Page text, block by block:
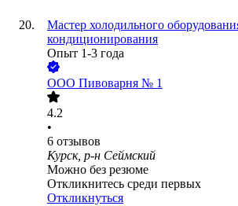
Мастер холодильного
кондиционирования
Опыт 1-3 года
ООО Пивоварня № 1
4.2
•
6 отзывов
Курск, р-н Сеймский
Можно без резюме
Откликнитесь среди первых
Откликнуться